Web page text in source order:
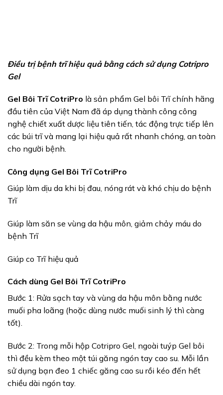
Điều trị bệnh trĩ hiệu quả bằng cách sử dụng Cotripro
Gel
Gel Bôi Trĩ CotriPro là sản phẩm Gel bôi Trĩ chính hãng
đầu tiên của Việt Nam đã áp dụng thành công công
nghệ chiết xuất dược liệu tiên tiến, tác động trực tiếp lên
các búi trĩ và mang lại hiệu quả rất nhanh chóng, an toàn
cho người bệnh.
Công dụng Gel Bôi Trĩ CotriPro
Giúp làm dịu da khi bị đau, nóng rát và khó chịu do bệnh
Trĩ
Giúp làm săn se vùng da hậu môn, giảm chảy máu do
bệnh Trĩ
Giúp co Trĩ hiệu quả
Cách dùng Gel Bôi Trĩ CotriPro
Bước 1: Rửa sạch tay và vùng da hậu môn bằng nước
muối pha loãng (hoặc dùng nước muối sinh lý thì càng
tốt).
Bước 2: Trong mỗi hộp Cotripro Gel, ngoài tuýp Gel bôi
thì đều kèm theo một túi găng ngón tay cao su. Mỗi lần
sử dụng bạn đeo 1 chiếc găng cao su rồi kéo đến hết
chiều dài ngón tay.